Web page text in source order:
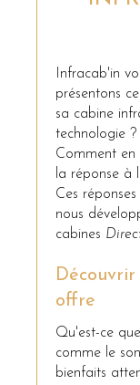
Infracab'in
présentons
sa cabine
technologie
Comment en
la réponse à
Ces
nous
cabines
offre
Qu'est-ce que
comme le
bienfaits